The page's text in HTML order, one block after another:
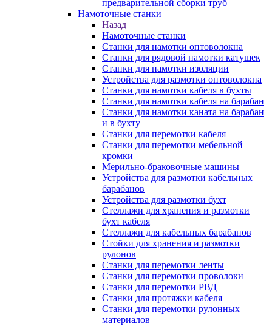
предварительной сборки труб
Намоточные станки
Назад
Намоточные станки
Станки для намотки оптоволокна
Станки для рядовой намотки катушек
Станки для намотки изоляции
Устройства для размотки оптоволокна
Станки для намотки кабеля в бухты
Станки для намотки кабеля на барабан
Станки для намотки каната на барабан
и в бухту
Станки для перемотки кабеля
Станки для перемотки мебельной
кромки
Мерильно-браковочные машины
Устройства для размотки кабельных
барабанов
Устройства для размотки бухт
Стеллажи для хранения и размотки
бухт кабеля
Стеллажи для кабельных барабанов
Стойки для хранения и размотки
рулонов
Станки для перемотки ленты
Станки для перемотки проволоки
Станки для перемотки РВД
Станки для протяжки кабеля
Станки для перемотки рулонных
материалов